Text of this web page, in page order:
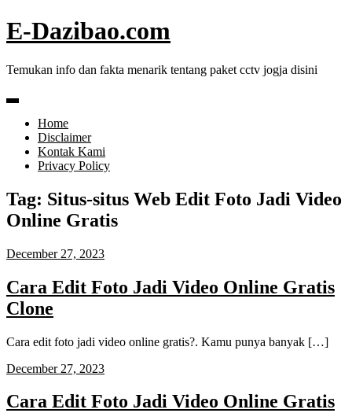
Skip
to
E-Dazibao.com
Temukan info dan fakta menarik tentang paket cctv jogja disini
Home
Disclaimer
Kontak Kami
Privacy Policy
Tag: Situs-situs Web Edit Foto Jadi Video
Online Gratis
December 27, 2023
Cara Edit Foto Jadi Video Online Gratis
Clone
Cara edit foto jadi video online gratis?. Kamu punya banyak […]
December 27, 2023
Cara Edit Foto Jadi Video Online Gratis